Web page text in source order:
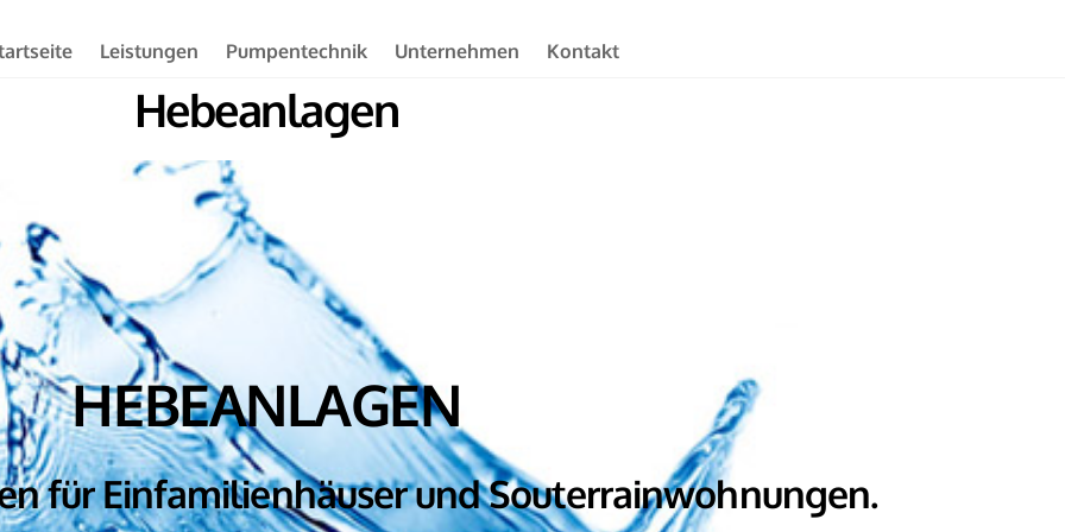
Leistungen Pumpentechnik Unternehmen Kontakt
Hebeanlagen
HEBEANLAGEN
für Einfamilienhäuser und Souterrainwohnungen.